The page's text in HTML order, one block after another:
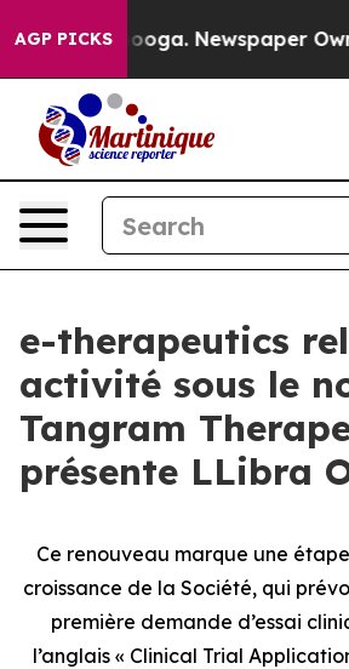
AGP PICKS Newspaper Owner
e-therapeutics
activité sous le
Tangram
présente LLibra
Ce renouveau marque une
croissance de la Société, qui
première demande d’essai
l’anglais « Clinical Trial